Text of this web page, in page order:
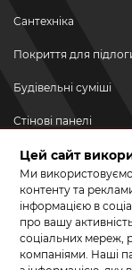
Сантехніка
Покриття для
Будівельні суміші
Стінові панелі
Новинки
Акційні товари
Акції/Знижки
Цей сайт
Ми використовуємо
контенту та
інформацією в
про вашу
соціальних мереж,
компаніями. Наші